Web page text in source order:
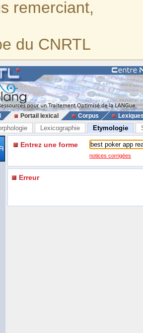
remerciant,
du CNRTL
Portail lexical Corpus
Lexicographie Etymologie
Entrez une forme
notices corrigées
Erreur